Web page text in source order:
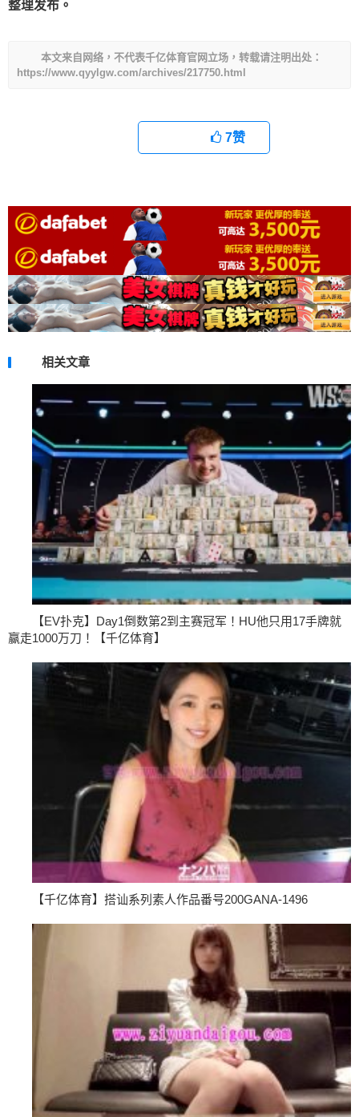
整理发布。
本文来自网络，不代表千亿体育官网立场，转载请注明出处：
https://www.qyylgw.com/archives/217750.html
7赞
相关文章
【EV扑克】Day1倒数第2到主赛冠军！HU他只用17手牌就
赢走1000万刀！【千亿体育】
【千亿体育】搭讪系列素人作品番号200GANA-1496